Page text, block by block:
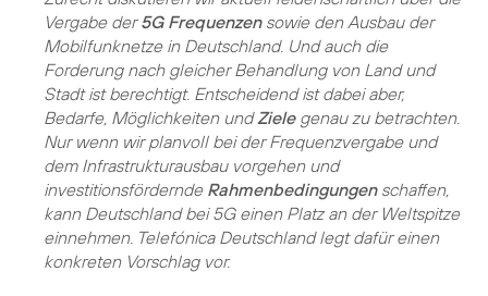
Vergabe der5G Frequenzensowie den Ausbau der
Mobilfunknetze in Deutschland. Und auch die
Forderung nach gleicher Behandlung von Land und
Stadt ist berechtigt. Entscheidend ist dabei aber,
Bedarfe, Möglichkeiten undZielegenau zu betrachten.
Nur wenn wir planvoll bei der Frequenzvergabe und
dem Infrastrukturausbau vorgehen und
investitionsfördernde Rahmenbedingungenschaffen,
kann Deutschland bei5Geinen Platz an der Weltspitze
einnehmen. Telefónica Deutschland legt dafür einen
konkreten Vorschlag vor.